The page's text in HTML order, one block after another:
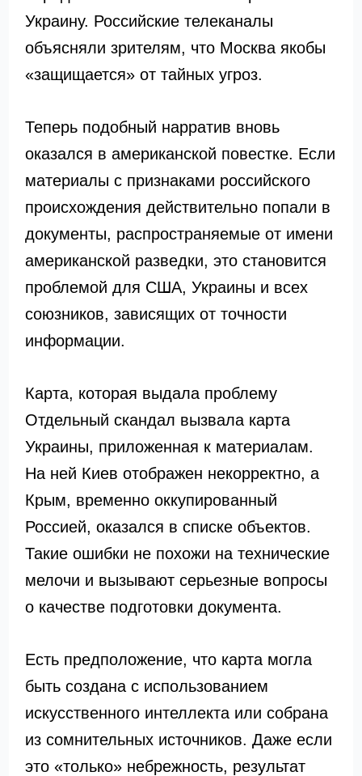
Украину. Российские телеканалы
объясняли зрителям, что Москва якобы
«защищается» от тайных угроз.
Теперь подобный нарратив вновь
оказался в американской повестке. Если
материалы с признаками российского
происхождения действительно попали в
документы, распространяемые от имени
американской разведки, это становится
проблемой для США, Украины и всех
союзников, зависящих от точности
информации.
Карта, которая выдала проблему
Отдельный скандал вызвала карта
Украины, приложенная к материалам.
На ней Киев отображен некорректно, а
Крым, временно оккупированный
Россией, оказался в списке объектов.
Такие ошибки не похожи на технические
мелочи и вызывают серьезные вопросы
о качестве подготовки документа.
Есть предположение, что карта могла
быть создана с использованием
искусственного интеллекта или собрана
из сомнительных источников. Даже если
это «только» небрежность, результат